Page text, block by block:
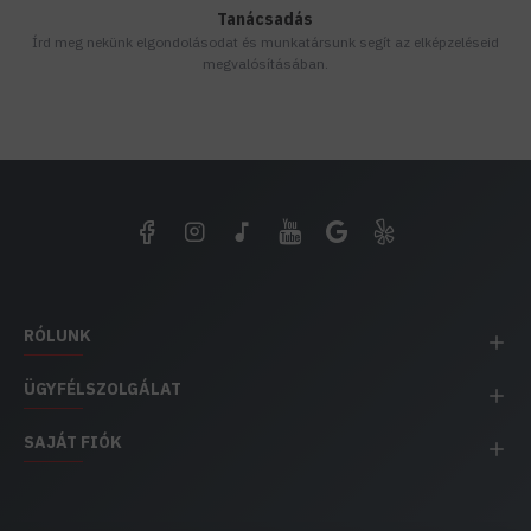
Tanácsadás
Írd meg nekünk elgondolásodat és munkatársunk segít az elképzeléseid
megvalósításában.
RÓLUNK
ÜGYFÉLSZOLGÁLAT
SAJÁT FIÓK